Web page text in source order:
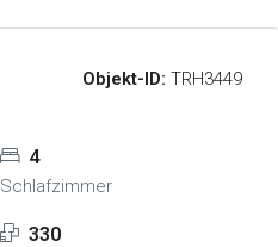
Objekt-ID: TRH3449
4
Schlafzimmer
330